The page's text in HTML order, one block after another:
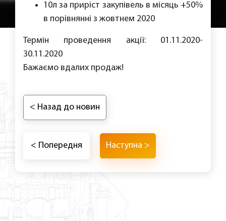
10л за приріст закупівель в місяць +50%
в порівнянні з жовтнем 2020
Термін проведення акції: 01.11.2020-
30.11.2020
Бажаємо вдалих продаж!
< Назад до новин
< Попередня Наступна >